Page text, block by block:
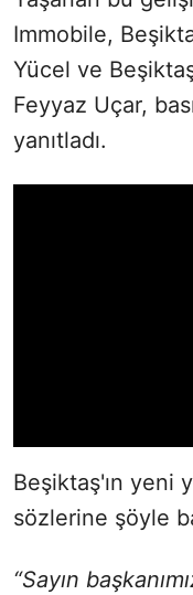
Immobile,
Yücel ve
Feyyaz Uçar,
yanıtladı.
Beşiktaş'ın yeni
sözlerine şöyle
“Sayın